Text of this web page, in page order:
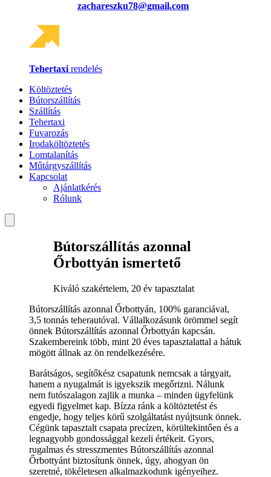
zachareszku78@gmail.com
Tehertaxi rendelés
Költöztetés
Bútorszállítás
Szállítás
Tehertaxi
Fuvarozás
Irodaköltöztetés
Lomtalanítás
Műtárgyszállítás
Kapcsolat
Ajánlatkérés
Rólunk
Bútorszállítás azonnal
Őrbottyán ismertető
Kiváló szakértelem, 20 év tapasztalat
Bútorszállítás azonnal Őrbottyán, 100% garanciával,
3,5 tonnás teherautóval. Vállalkozásunk örömmel segít
önnek Bútorszállítás azonnal Őrbottyán kapcsán.
Szakembereink több, mint 20 éves tapasztalattal a hátuk
mögött állnak az ön rendelkezésére.
Barátságos, segítőkész csapatunk nemcsak a tárgyait,
hanem a nyugalmát is igyekszik megőrizni. Nálunk
nem futószalagon zajlik a munka – minden ügyfelünk
egyedi figyelmet kap. Bízza ránk a költöztetést és
engedje, hogy teljes körű szolgáltatást nyújtsunk önnek.
Cégünk tapasztalt csapata precízen, körültekintően és a
legnagyobb gondossággal kezeli értékeit. Gyors,
rugalmas és stresszmentes Bútorszállítás azonnal
Őrbottyánt biztosítunk önnek, úgy, ahogyan ön
szeretné, tökéletesen alkalmazkodunk igényeihez.